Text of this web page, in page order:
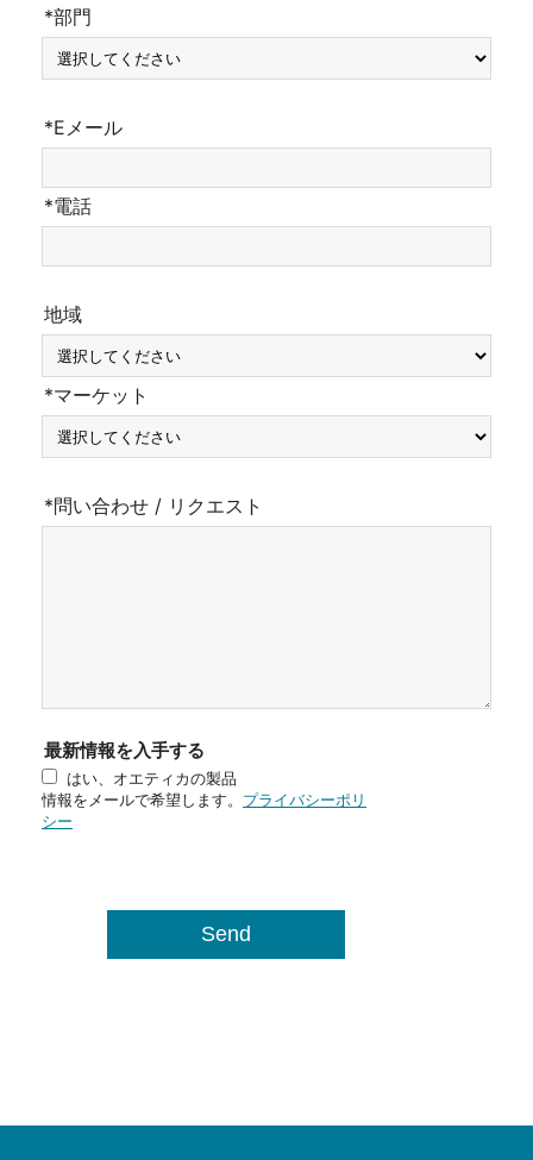
*部門
*Eメール
*電話
地域
*マーケット
*問い合わせ / リクエスト
最新情報を入手する
はい、オエティカの製品
情報をメールで希望します。 プライバシーポリ
シー